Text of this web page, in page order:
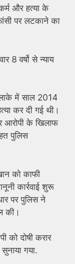
और हत्या के
पर लटकाने का
8 वर्षो से न्याय
में साल 2014
कर दी गई थी।
आरोपी के खिलाफ
पुलिस
को काफी
कार्रवाई शुरू
पर पुलिस ने
की।
को दोषी करार
गया.